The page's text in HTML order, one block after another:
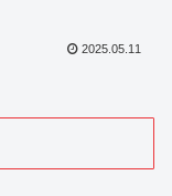
2025.05.11